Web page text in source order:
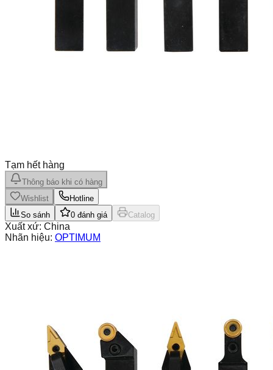
Tạm hết hàng
Thông báo khi có hàng
Wishlist
Hotline
So sánh
0 đánh giá Catalog
Xuất xứ: China
Nhãn hiệu: OPTIMUM